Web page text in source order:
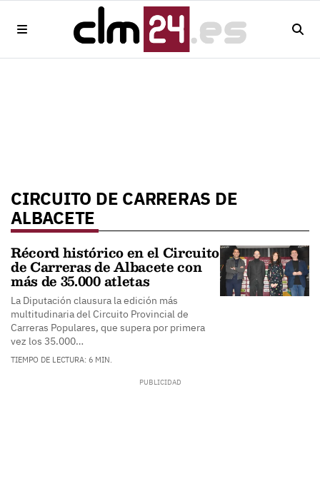
CIRCUITO DE CARRERAS DE
ALBACETE
Récord histórico en el Circuito
de Carreras de Albacete con
más de 35.000 atletas
La Diputación clausura la edición más
multitudinaria del Circuito Provincial de
Carreras Populares, que supera por primera
vez los 35.000…
TIEMPO DE LECTURA: 6 MIN.